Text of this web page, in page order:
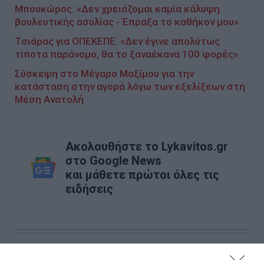
Μπουκώρος: «Δεν χρειάζομαι καμία κάλυψη
βουλευτικής ασυλίας - Έπραξα το καθήκον μου»
Τσιάρας για ΟΠΕΚΕΠΕ: «Δεν έγινε απολύτως
τίποτα παράνομο, θα το ξαναέκανα 100 φορές»
Σύσκεψη στο Μέγαρο Μαξίμου για την
κατάσταση στην αγορά λόγω των εξελίξεων στη
Μέση Ανατολή
Ακολουθήστε το Lykavitos.gr
στο Google News
και μάθετε πρώτοι όλες τις
ειδήσεις